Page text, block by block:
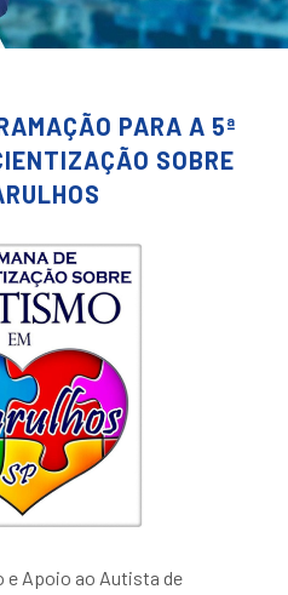
PARA A 5ª
SOBRE
e Apoio ao Autista de